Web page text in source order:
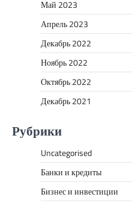
Май 2023
Апрель 2023
Декабрь 2022
Ноябрь 2022
Октябрь 2022
Декабрь 2021
Рубрики
Uncategorised
Банки и кредиты
Бизнес и инвестиции